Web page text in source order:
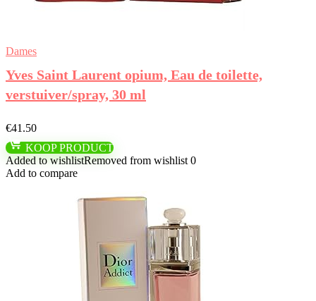
Dames
Yves Saint Laurent opium, Eau de toilette,
verstuiver/spray, 30 ml
€41.50
KOOP PRODUCT
Added to wishlistRemoved from wishlist 0
Add to compare